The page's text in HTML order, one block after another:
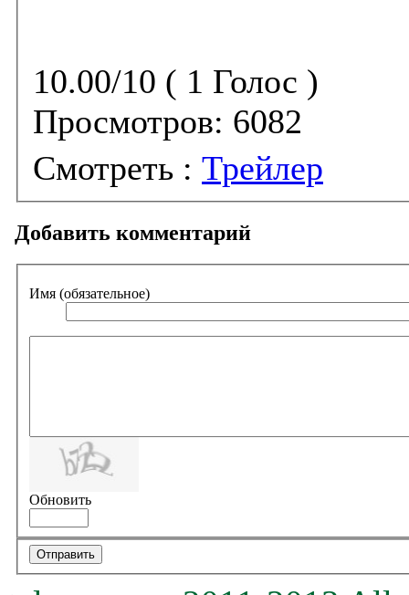
10.00/10 ( 1 Голос )
Просмотров: 6082
Смотреть : Трейлер
Добавить комментарий
Имя (обязательное)
Обновить